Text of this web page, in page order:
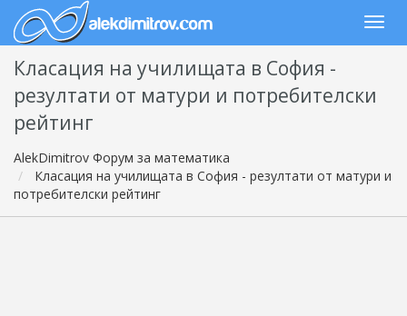
Класация на училищата в София -
резултати от матури и потребителски
рейтинг
AlekDimitrov Форум за математика
Класация на училищата в София - резултати от матури и
потребителски рейтинг